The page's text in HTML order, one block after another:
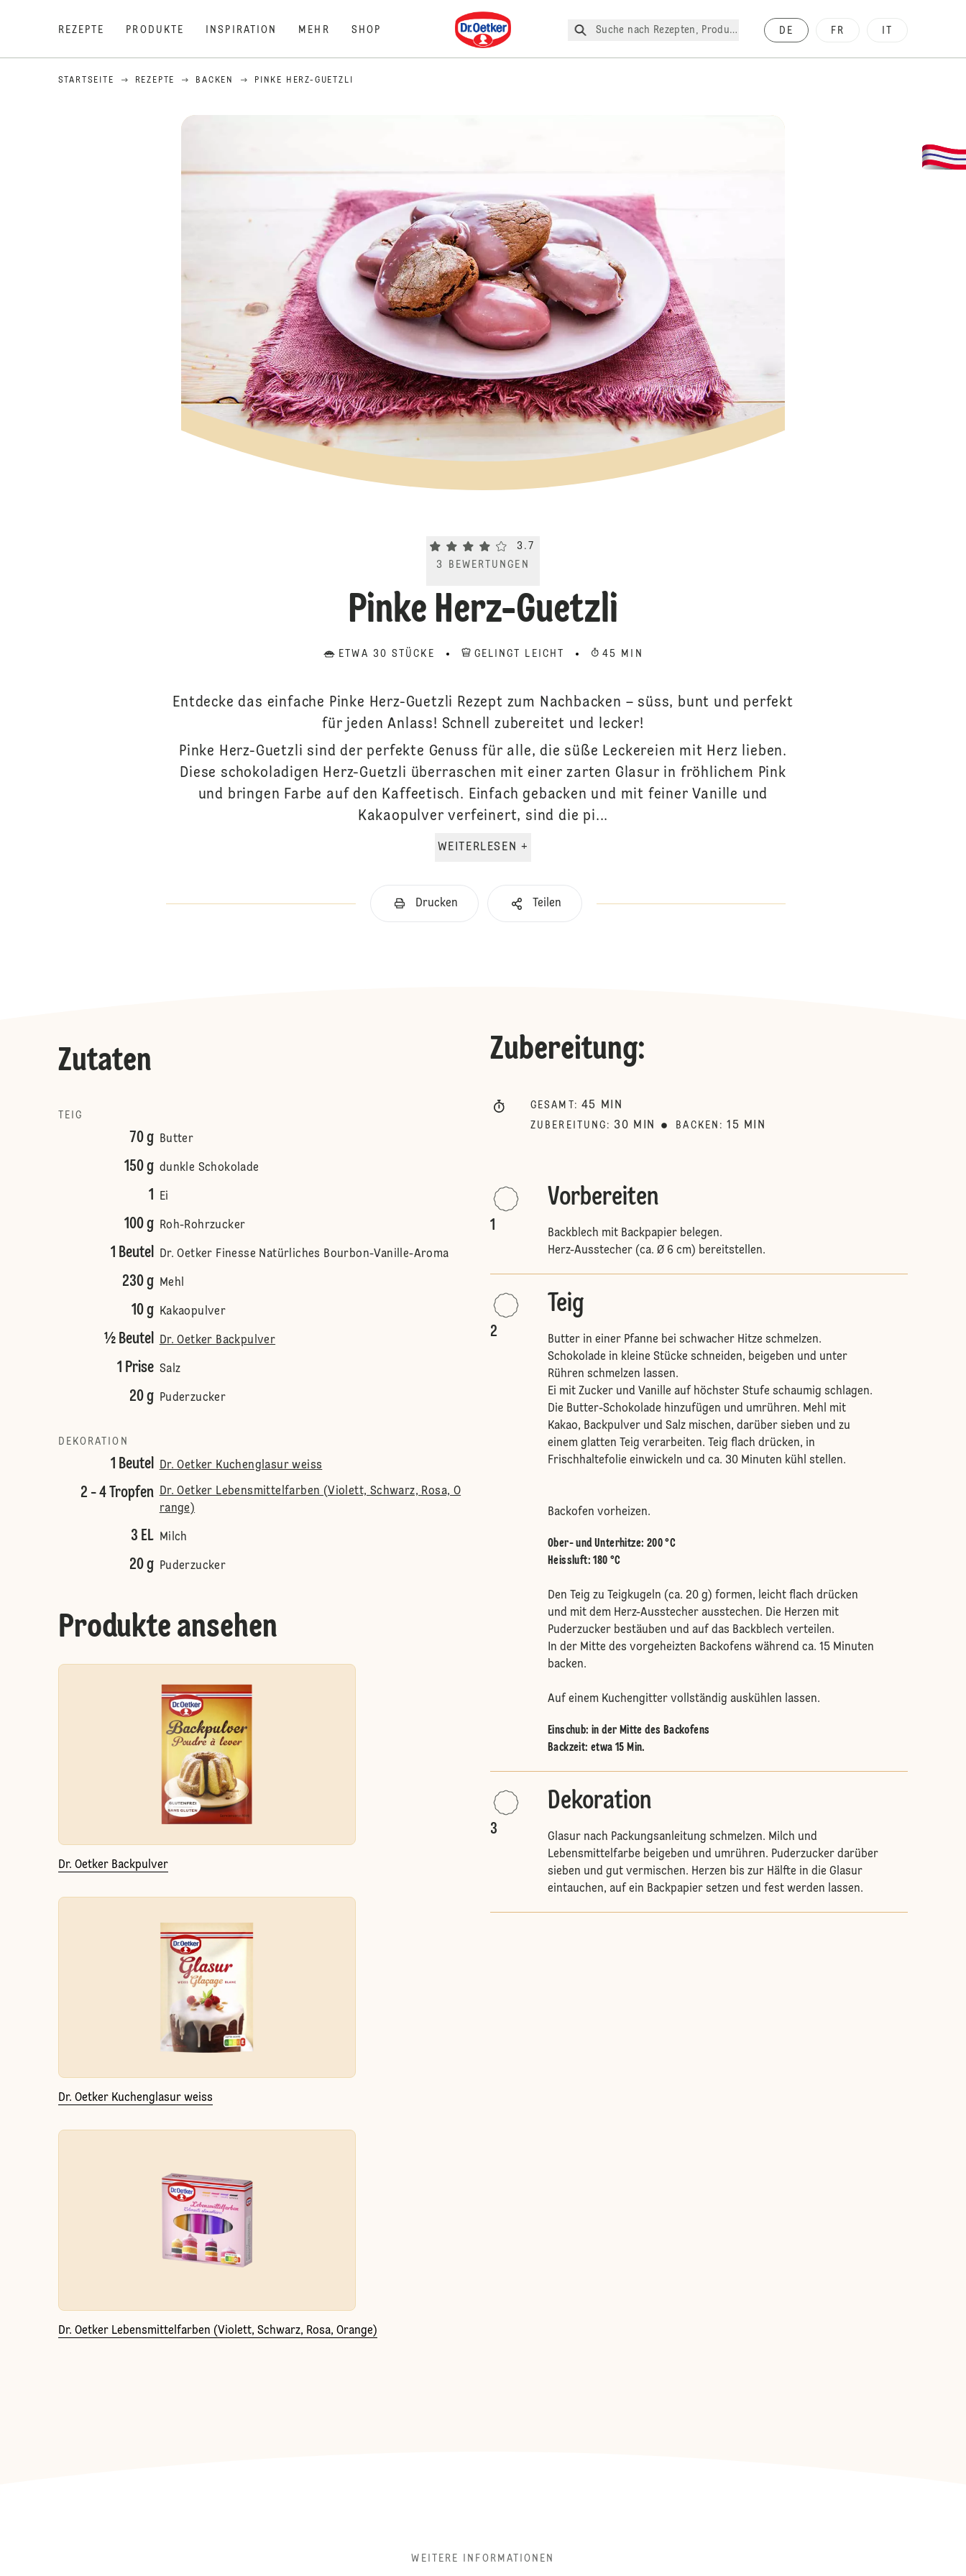
REZEPTE PRODUKTE INSPIRATION MEHR SHOP
Dr. Oetker
Suche nach Rezepten, Produkte, etc. DE FR
STARTSEITE REZEPTE BACKEN PINKE HERZ-GUETZLI
Current rating 3.7. Click to rate.
3.7
3
BEWERTUNGEN
Pinke Herz-Guetzli
ETWA 30 STÜCKE GELINGT LEICHT 45 MIN
Entdecke das einfache Pinke Herz-Guetzli Rezept zum Nachbacken – süss, bunt und perfekt
für jeden Anlass! Schnell zubereitet und lecker!
Pinke Herz-Guetzli sind der perfekte Genuss für alle, die süße Leckereien mit Herz lieben.
Diese schokoladigen Herz-Guetzli überraschen mit einer zarten Glasur in fröhlichem Pink
und bringen Farbe auf den Kaffeetisch. Einfach gebacken und mit feiner Vanille und
Kakaopulver verfeinert, sind die pi...
WEITERLESEN +
Drucken Teilen
Zutaten
TEIG
70 g Butter
150 g dunkle Schokolade
1 Ei
100 g Roh-Rohrzucker
1 Beutel Dr. Oetker Finesse Natürliches Bourbon-Vanille-Aroma
230 g Mehl
10 g Kakaopulver
½ Beutel Dr. Oetker Backpulver
1 Prise Salz
20 g Puderzucker
DEKORATION
1 Beutel Dr. Oetker Kuchenglasur weiss
2 - 4 Tropfen Dr. Oetker Lebensmittelfarben (Violett, Schwarz, Rosa, O
range)
3 EL Milch
20 g Puderzucker
Produkte ansehen
Dr. Oetker Backpulver
Dr. Oetker Kuchenglasur weiss
Dr. Oetker Lebensmittelfarben (Violett, Schwarz, Rosa, Orange)
Zubereitung:
GESAMT : 45 MIN
ZUBEREITUNG : 30 MIN BACKEN : 15 MIN
1
Vorbereiten
Backblech mit Backpapier belegen.
Herz-Ausstecher (ca. Ø 6 cm) bereitstellen.
2
Teig
Butter in einer Pfanne bei schwacher Hitze schmelzen.
Schokolade in kleine Stücke schneiden, beigeben und unter
Rühren schmelzen lassen.
Ei mit Zucker und Vanille auf höchster Stufe schaumig schlagen.
Die Butter-Schokolade hinzufügen und umrühren. Mehl mit
Kakao, Backpulver und Salz mischen, darüber sieben und zu
einem glatten Teig verarbeiten. Teig flach drücken, in
Frischhaltefolie einwickeln und ca. 30 Minuten kühl stellen.
Backofen vorheizen.
Ober- und Unterhitze: 200 °C
Heissluft: 180 °C
Den Teig zu Teigkugeln (ca. 20 g) formen, leicht flach drücken
und mit dem Herz-Ausstecher ausstechen. Die Herzen mit
Puderzucker bestäuben und auf das Backblech verteilen.
In der Mitte des vorgeheizten Backofens während ca. 15 Minuten
backen.
Auf einem Kuchengitter vollständig auskühlen lassen.
Einschub:in der Mitte des Backofens
Backzeit: etwa 15 Min.
3
Dekoration
Glasur nach Packungsanleitung schmelzen. Milch und
Lebensmittelfarbe beigeben und umrühren. Puderzucker darüber
sieben und gut vermischen. Herzen bis zur Hälfte in die Glasur
eintauchen, auf ein Backpapier setzen und fest werden lassen.
WEITERE INFORMATIONEN